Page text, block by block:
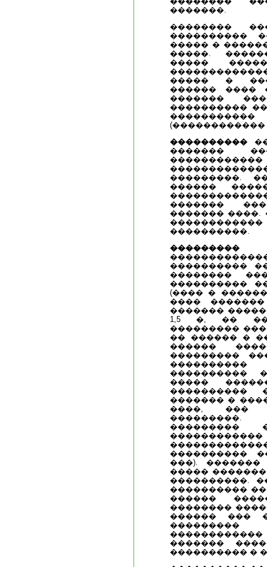
�������.
��������
����������
����� �
�����.
�����
����� �
������ ����
�������
����������
(������������
����������
�������
���������.
������
�������
������� ����.
����������.
���������
����������
��������
����������
(���� �
����
�������
1,5 �, ��
���������
�� ������ �
������
���������
����������
�����
����������
������� �
����, ���
���������
����������
���). �������
�����
����������.
����������
������
��������
������ ���
�������
���������� �